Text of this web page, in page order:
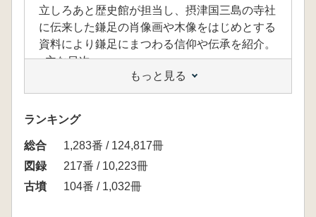
立しろあと歴史館が担当し、摂津国三島の寺社
に伝来した鎌足の肖像画や木像をはじめとする
資料により鎌足にまつわる信仰や伝承を紹介。
<主な目次>
第1部 藤原鎌足の足跡をたどる
第1章 乙巳の変
第2章 大化の改新
第3章 斉明帝と飛鳥宮
第4章 大津遷都
第2部 藤原鎌足の姿・三島の大織冠信仰
第1章 藤原鎌足の生涯
第2章 描かれた藤原鎌足
もっと見る
ランキング
総合
1,283番 / 124,817冊
図録
217番 / 10,223冊
古墳
104番 / 1,032冊